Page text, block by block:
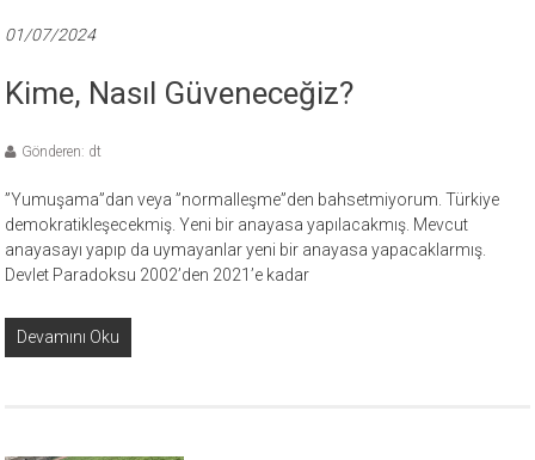
01/07/2024
Kime, Nasıl Güveneceğiz?
Gönderen: dt
”Yumuşama”dan veya ”normalleşme”den bahsetmiyorum. Türkiye
demokratikleşecekmiş. Yeni bir anayasa yapılacakmış. Mevcut
anayasayı yapıp da uymayanlar yeni bir anayasa yapacaklarmış.
Devlet Paradoksu 2002’den 2021’e kadar
Devamını Oku